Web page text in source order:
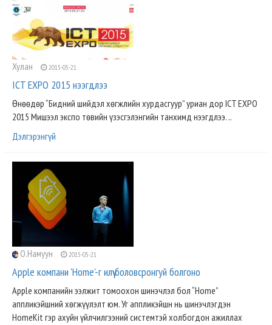
Хулан 2015-05-21
ICT EXPO 2015 нээгдлээ
Өнөөдөр “Бидний шийдэл хөгжлийн хурдасгуур” уриан дор ICT EXPO
2015 Мишээл экспо төвийн үзэсгэлэнгийн танхимд нээгдлээ. ..
Дэлгэрэнгүй
О.Намуун 2015-05-21
Apple компани 'Home'-г илүү боловсронгуй болгоно
Apple компанийн ээлжит томоохон шинэчлэл бол “Home”
aппликэйшний хөгжүүлэлт юм. Уг aппликэйшн нь шинэчлэгдэн
HomeKit гэр ахуйн үйлчилгээний системтэй холбогдон ажиллах